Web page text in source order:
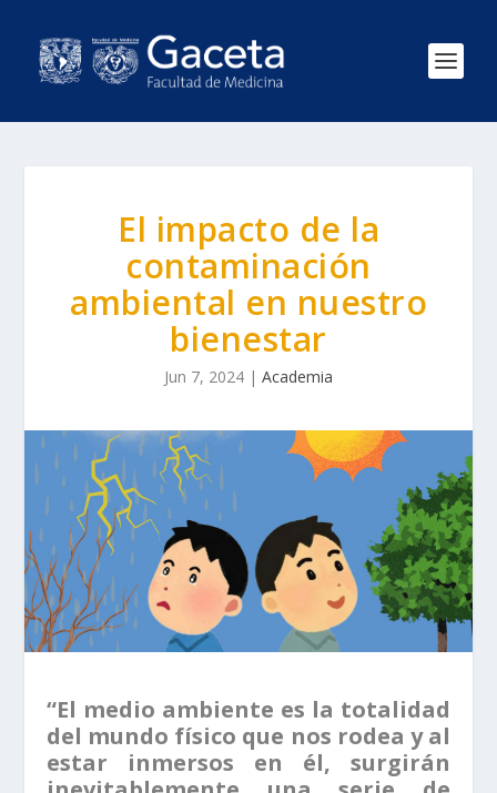
El impacto de la
contaminación
ambiental en nuestro
bienestar
Jun 7, 2024 | Academia
“El medio ambiente es la totalidad
del mundo físico que nos rodea y al
estar inmersos en él, surgirán